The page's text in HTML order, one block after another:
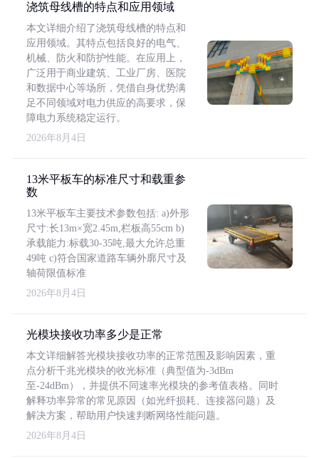
浇筑母线槽的特点和应用领域
本文详细介绍了浇筑母线槽的特点和
应用领域。其特点包括良好的电气、
机械、防火和防护性能。在应用上，
广泛用于商业建筑、工业厂房、医院
和数据中心等场所，凭借自身优势满
足不同领域对电力供应的高要求，保
障电力系统稳定运行。
2026年8月4日
13米平板车的标准尺寸和载重参
数
13米平板车主要技术参数包括: a)外形
尺寸:长13m×宽2.45m,栏板高55cm b)
承载能力:标载30-35吨,最大允许总重
49吨 c)符合国家道路车辆外廓尺寸及
轴荷限值标准
2026年8月4日
光模块接收功率多少是正常
本文详细解答光模块接收功率的正常范围及影响因素，重
点分析千兆光模块的收光标准（典型值为-3dBm
至-24dBm），并提供不同速率光模块的参考值表格。同时
解释功率异常的常见原因（如光纤损耗、连接器问题）及
解决方案，帮助用户快速判断网络性能问题。
2026年8月4日